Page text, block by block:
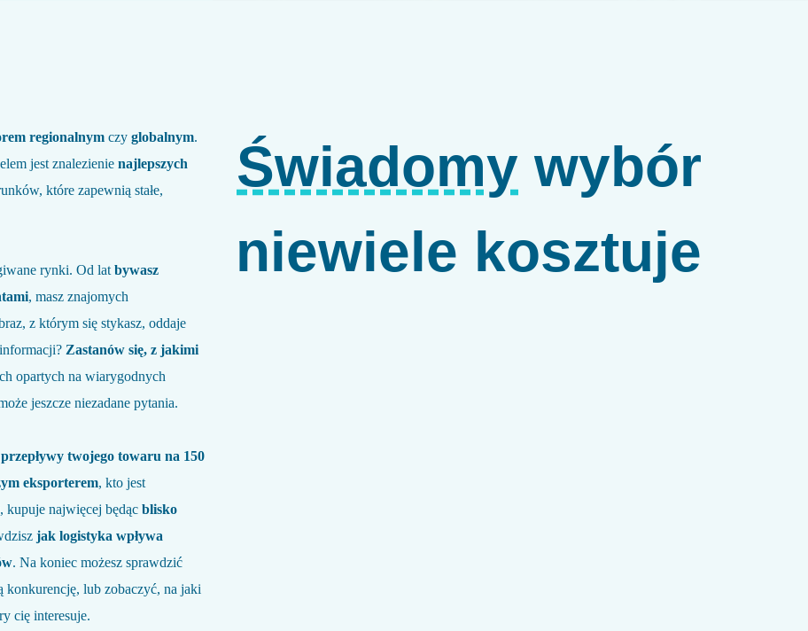
Świadomy wybór
niewiele kosztuje
regionalnym czy globalnym.
jest znalezienie najlepszych
które zapewnią stałe,
rynki. Od lat bywasz
, masz znajomych
z którym się stykasz, oddaje
Zastanów się, z jakimi
opartych na wiarygodnych
jeszcze niezadane pytania.
przepływy twojego towaru na 150
eksporterem, kto jest
kupuje najwięcej będąc blisko
jak logistyka wpływa
. Na koniec możesz sprawdzić
lub zobaczyć, na jaki
cię interesuje.